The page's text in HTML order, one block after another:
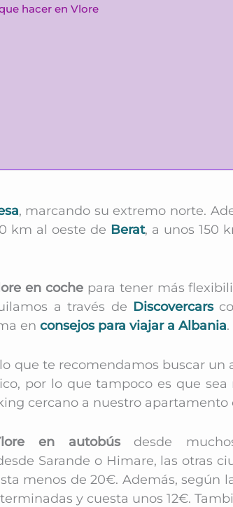
hacer en Vlore
, marcando su extremo norte.
km al oeste de Berat, a unos 150
en cochepara tener más
a través de Discovercars
en consejos para viajar a Albania.
que te recomendamos buscar
por lo que tampoco es que
cercano a nuestro apartamento
en autobús desde
Sarande o Himare, las otras
menos de 20€. Además, según
y cuesta unos 12€.